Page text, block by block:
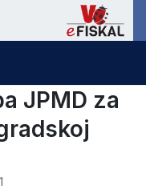
JPMD za